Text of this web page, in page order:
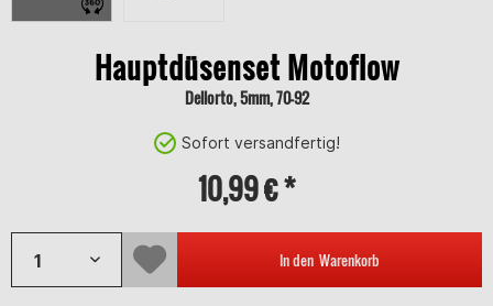
Hauptdüsenset Motoflow
Dellorto, 5mm, 70-92
Sofort versandfertig!
10,99 € *
In den Warenkorb